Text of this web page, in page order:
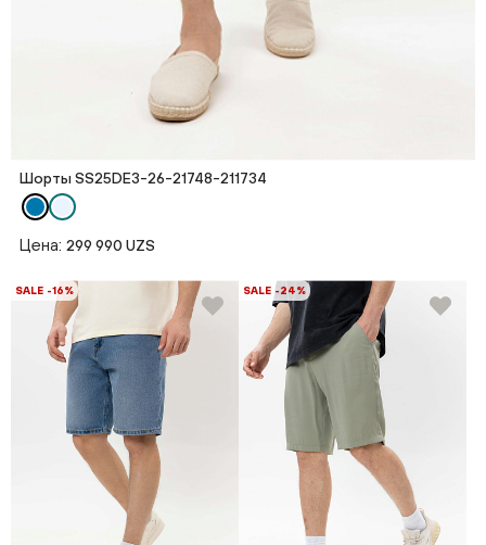
Шорты SS25DE3-26-21748-211734
Цена: 299 990 UZS
SALE -16% SALE -24%